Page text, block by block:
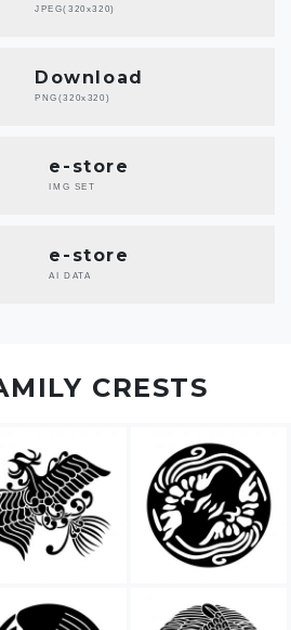
JPEG(320x320)
Download
PNG(320x320)
e-store
IMG SET
e-store
AI DATA
CRESTS